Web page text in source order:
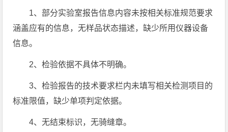
1、部分实验室报告信息内容未按相关标准规范要求
涵盖应有的信息，无样品状态描述，缺少所用仪器设备
信息。
2、检验依据不具体不明确。
3、检验报告的技术要求栏内未填写相关检测项目的
标准限值，缺少单项判定依据。
4、无结束标识，无骑缝章。